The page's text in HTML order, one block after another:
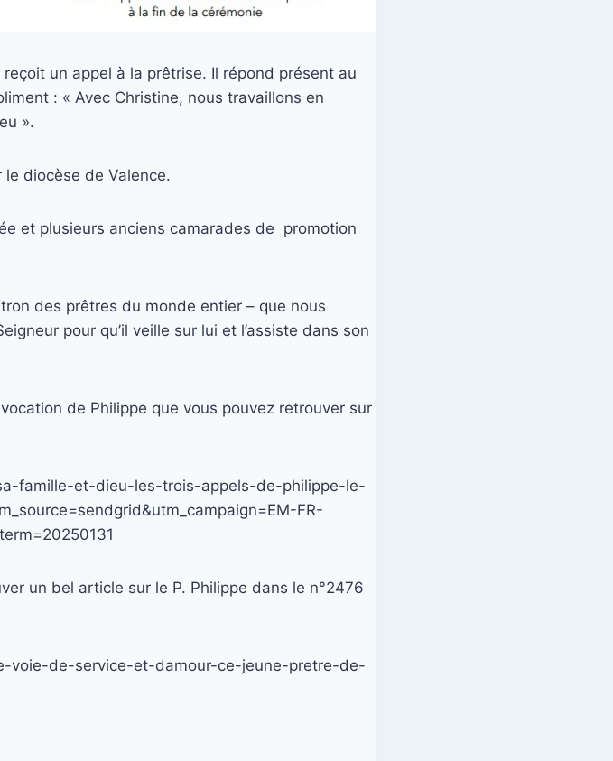
un appel à la prêtrise. Il répond présent au
: « Avec Christine, nous travaillons en
».
le diocèse de Valence.
et plusieurs anciens camarades de promotion
des prêtres du monde entier – que nous
pour qu’il veille sur lui et l’assiste dans son
de Philippe que vous pouvez retrouver sur
famille-et-dieu-les-trois-appels-de-philippe-le-
FR-
un bel article sur le P. Philippe dans le n°2476
voie-de-service-et-damour-ce-jeune-pretre-de-